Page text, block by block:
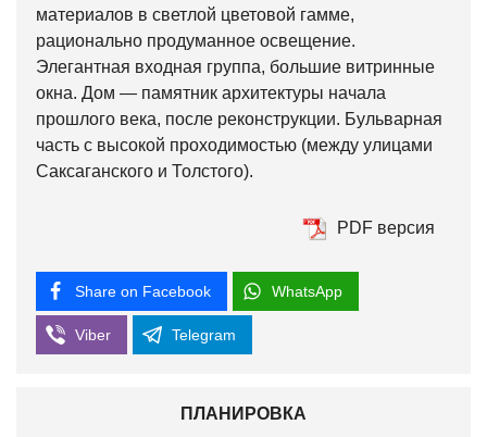
материалов в светлой цветовой гамме,
рационально продуманное освещение.
Элегантная входная группа, большие витринные
окна. Дом — памятник архитектуры начала
прошлого века, после реконструкции. Бульварная
часть с высокой проходимостью (между улицами
Саксаганского и Толстого).
PDF версия
Share on Facebook WhatsApp
Viber Telegram
ПЛАНИРОВКА